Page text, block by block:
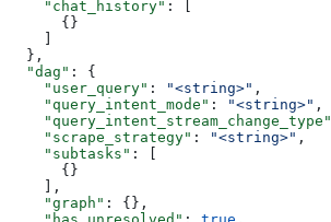
    "chat_history"
: [
      {}
    ]
  },
  "dag"
: {
    "user_query"
: "<string>" ,
    "query_intent_mode"
: "<string>" ,
    "query_intent_stream_change_type"
    "scrape_strategy"
: "<string>" ,
    "subtasks"
: [
      {}
    ],
    "graph"
: {},
    "has_unresolved"
: true ,